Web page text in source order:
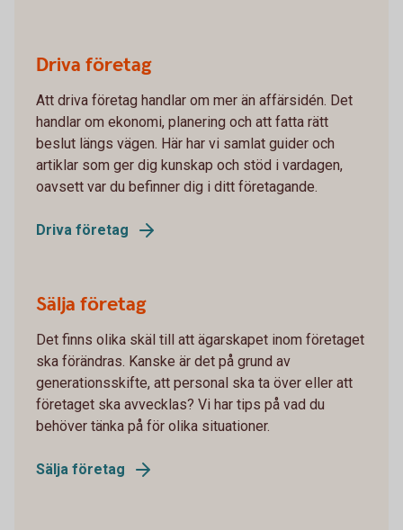
Driva företag
Att driva företag handlar om mer än affärsidén. Det
handlar om ekonomi, planering och att fatta rätt
beslut längs vägen. Här har vi samlat guider och
artiklar som ger dig kunskap och stöd i vardagen,
oavsett var du befinner dig i ditt företagande.
Driva företag
Sälja företag
Det finns olika skäl till att ägarskapet inom företaget
ska förändras. Kanske är det på grund av
generationsskifte, att personal ska ta över eller att
företaget ska avvecklas? Vi har tips på vad du
behöver tänka på för olika situationer.
Sälja företag